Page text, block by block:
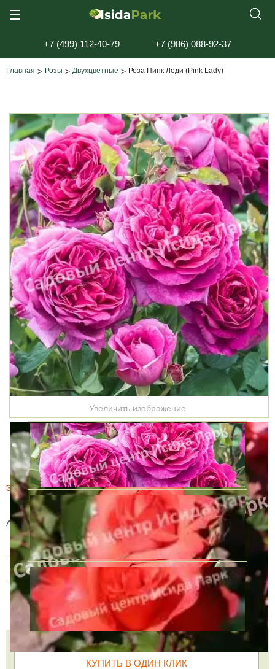
Главная > Розы > Двухцветные > Роза Пинк Леди (Pink Lady)
Увеличить изображение
Этот товар купили 19 раз за месяц
Роза Пинк Леди (Pink Lady)
Артикул:2784
3 года 3650 руб.
В наличии
4 года 4350 руб.
В наличии
Количество
КУПИТЬ В ОДИН КЛИК
+7 (499) 112-40-79 +7 (986) 088-92-37